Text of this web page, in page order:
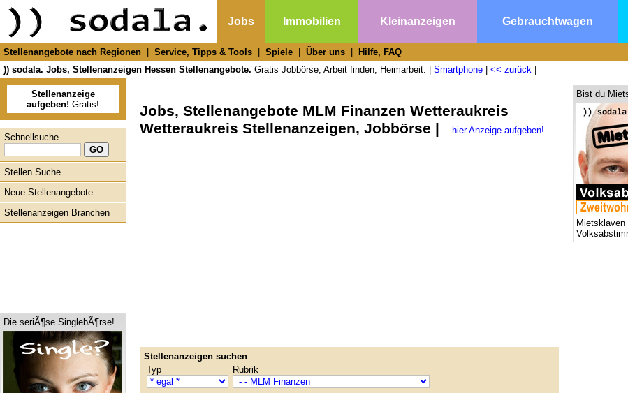
Jobs Immobilien Kleinanzeigen Gebrauchtwagen
Stellenangebote nach Regionen Service, Tipps & Tools Spiele Über uns
Hilfe, FAQ
)) sodala. Jobs, Stellenanzeigen Hessen Stellenangebote. Gratis Jobbörse, Arbeit finden, Heimarbeit. | Smartphone << zurück
Stellenanzeige
aufgeben! Gratis!
Schnellsuche
Stellen Suche
Neue Stellenangebote
Stellenanzeigen Branchen
Die seriÃ¶se SinglebÃ¶rse!
Jobs, Stellenangebote MLM Finanzen Wetteraukreis
Wetteraukreis Stellenanzeigen, Jobbörse | ...hier Anzeige aufgeben!
Stellenanzeigen suchen
Typ
Rubrik
Bist du
Mietsklaven